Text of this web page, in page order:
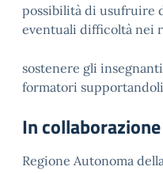
possibilità di usufruire
eventuali difficoltà nei
sostenere gli
formatori
In
Regione Autonoma